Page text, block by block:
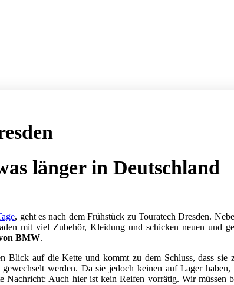
länger in Deutschland
, geht es nach dem Frühstück zu Touratech Dresden.
mit viel Zubehör, Kleidung und schicken neuen und
BMW.
Blick auf die Kette und kommt zu dem Schluss, dass sie
werden. Da sie jedoch keinen auf Lager haben,
Nachricht: Auch hier ist kein Reifen vorrätig. Wir müssen